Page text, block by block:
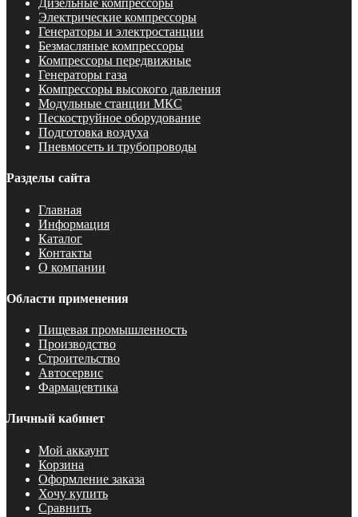
Дизельные компрессоры
Электрические компрессоры
Генераторы и электростанции
Безмасляные компрессоры
Компрессоры передвижные
Генераторы газа
Компрессоры высокого давления
Модульные станции МКС
Пескоструйное оборудование
Подготовка воздуха
Пневмосеть и трубопроводы
Разделы сайта
Главная
Информация
Каталог
Контакты
О компании
Области применения
Пищевая промышленность
Производство
Строительство
Автосервис
Фармацевтика
Личный кабинет
Мой аккаунт
Корзина
Оформление заказа
Хочу купить
Сравнить